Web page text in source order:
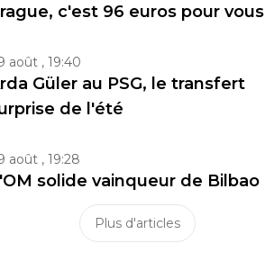
c'est 96 euros pour vous
août , 19:40
Güler au PSG, le transfert
de l'été
août , 19:28
solide vainqueur de Bilbao
Plus d'articles